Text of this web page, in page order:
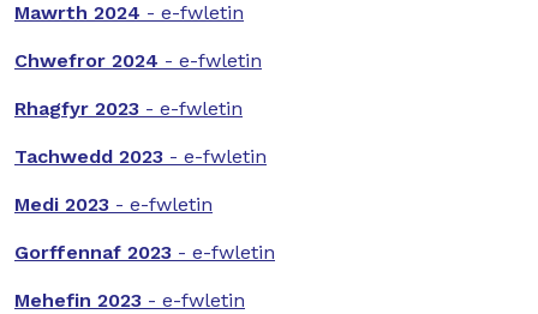
Mawrth 2024 - e-fwletin
Chwefror 2024 - e-fwletin
Rhagfyr 2023 - e-fwletin
Tachwedd 2023 - e-fwletin
Medi 2023 - e-fwletin
Gorffennaf 2023 - e-fwletin
Mehefin 2023 - e-fwletin